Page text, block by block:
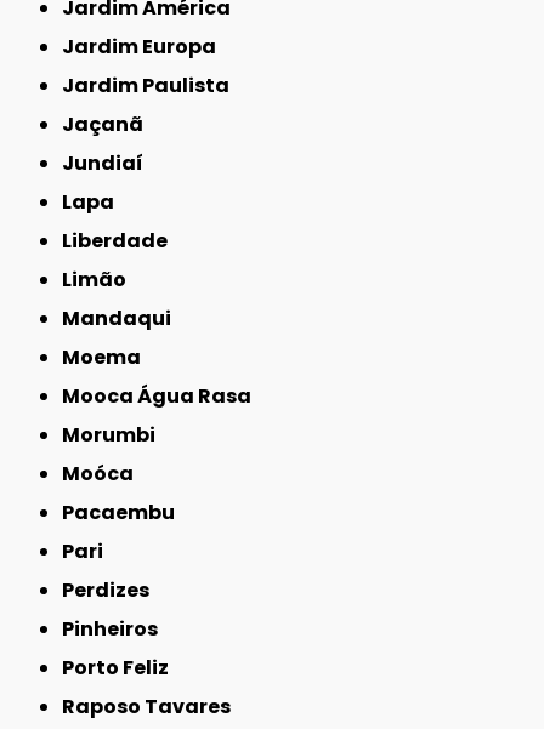
Jardim América
Jardim Europa
Jardim Paulista
Jaçanã
Jundiaí
Lapa
Liberdade
Limão
Mandaqui
Moema
Mooca Água Rasa
Morumbi
Moóca
Pacaembu
Pari
Perdizes
Pinheiros
Porto Feliz
Raposo Tavares